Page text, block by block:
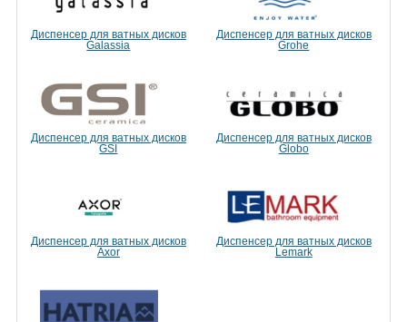
Диспенсер для ватных дисков
Galassia
Диспенсер для ватных дисков
Grohe
Диспенсер для ватных дисков
GSI
Диспенсер для ватных дисков
Globo
Диспенсер для ватных дисков
Axor
Диспенсер для ватных дисков
Lemark